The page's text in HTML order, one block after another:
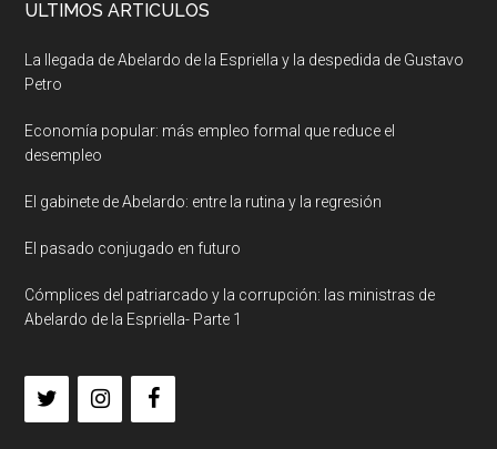
ULTIMOS ARTICULOS
La llegada de Abelardo de la Espriella y la despedida de Gustavo
Petro
Economía popular: más empleo formal que reduce el
desempleo
El gabinete de Abelardo: entre la rutina y la regresión
El pasado conjugado en futuro
Cómplices del patriarcado y la corrupción: las ministras de
Abelardo de la Espriella- Parte 1